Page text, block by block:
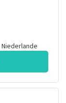
Niederlande